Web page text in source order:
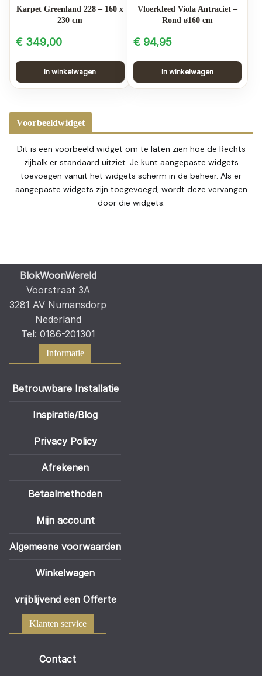
Karpet Greenland 228 – 160 x
230 cm
€ 349,00
In winkelwagen
Vloerkleed Viola Antraciet –
Rond ø160 cm
€94,95
In winkelwagen
Voorbeeldwidget
Dit is een voorbeeld widget om te laten zien hoe de Rechts
zijbalk er standaard uitziet. Je kunt aangepaste widgets
toevoegen vanuit het widgets scherm in de beheer. Als er
aangepaste widgets zijn toegevoegd, wordt deze vervangen
door die widgets.
BlokWoonWereld
Voorstraat 3A
3281 AV Numansdorp
Nederland
Tel: 0186-201301
Informatie
Betrouwbare Installatie
Inspiratie/Blog
Privacy Policy
Afrekenen
Betaalmethoden
Mijn account
Algemeene voorwaarden
Winkelwagen
vrijblijvend een Offerte
Klanten service
Contact